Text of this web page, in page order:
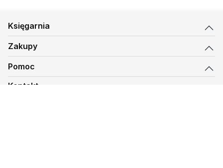
Księgarnia
Zakupy
Pomoc
Kontakt